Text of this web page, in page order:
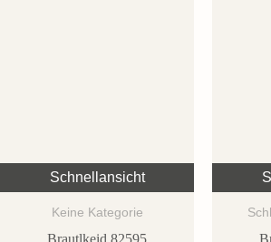
Schnellansicht
Keine Kategorie